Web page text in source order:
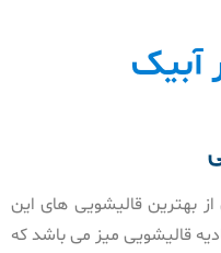
آبیک
بهترین قالیشویی های این
قالیشویی میز می باشد که